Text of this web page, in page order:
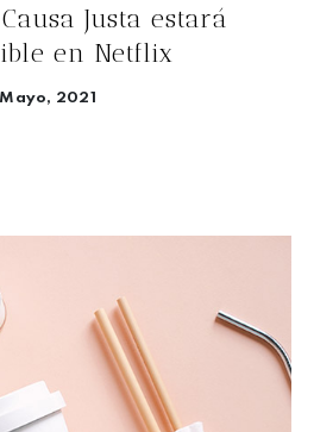
Justa estará
en Netflix
Mayo, 2021